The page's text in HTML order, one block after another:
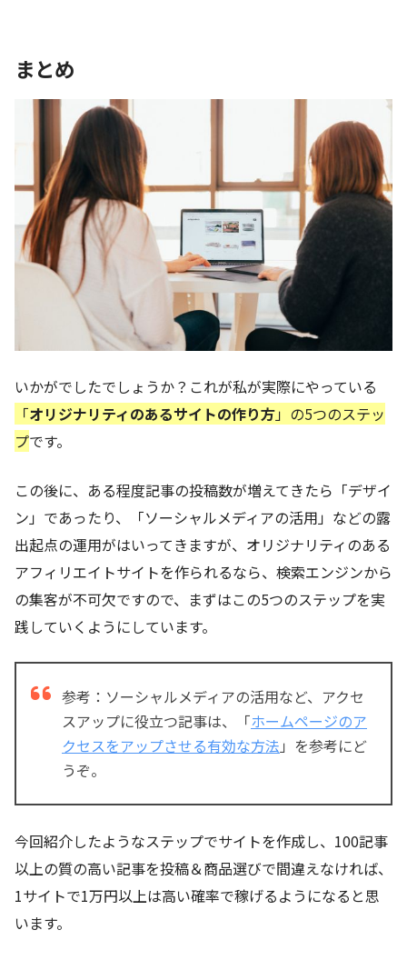
まとめ
いかがでしたでしょうか？これが私が実際にやっている
「オリジナリティのあるサイトの作り方」の5つのステッ
プです。
この後に、ある程度記事の投稿数が増えてきたら「デザイ
ン」であったり、「ソーシャルメディアの活用」などの露
出起点の運用がはいってきますが、オリジナリティのある
アフィリエイトサイトを作られるなら、検索エンジンから
の集客が不可欠ですので、まずはこの5つのステップを実
践していくようにしています。
参考：ソーシャルメディアの活用など、アクセ
スアップに役立つ記事は、「ホームページのア
クセスをアップさせる有効な方法 」を参考にど
うぞ。
今回紹介したようなステップでサイトを作成し、100記事
以上の質の高い記事を投稿＆商品選びで間違えなければ、
1サイトで1万円以上は高い確率で稼げるようになると思
います。